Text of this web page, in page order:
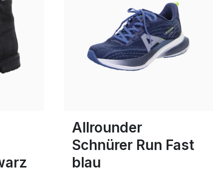
Allrounder
Schnürer Run Fast
blau